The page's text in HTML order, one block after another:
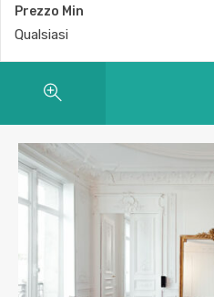
Prezzo Min
Qualsiasi